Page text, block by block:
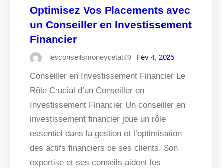
Optimisez Vos Placements avec
un Conseiller en Investissement
Financier
lesconseilsmoneydetati Fév 4, 2025
Conseiller en Investissement Financier Le
Rôle Crucial d’un Conseiller en
Investissement Financier Un conseiller en
investissement financier joue un rôle
essentiel dans la gestion et l’optimisation
des actifs financiers de ses clients. Son
expertise et ses conseils aident les